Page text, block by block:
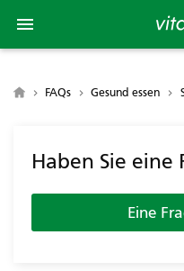

FAQs Gesund essen
Haben Sie eine
Eine